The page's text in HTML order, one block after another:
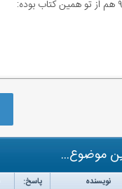
موضوع...
نویسنده پاسخ: